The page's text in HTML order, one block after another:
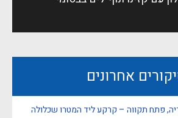
אחרונים
פתח תקווה – קרקע ליד המטרו שכלולה